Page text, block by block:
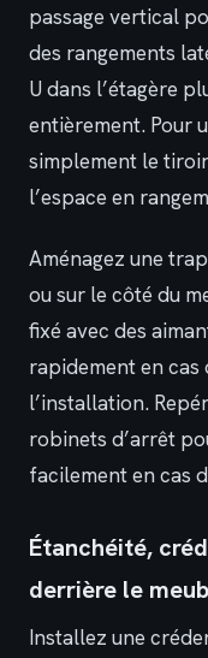
passage vertical
des rangements
U dans l’étagère
entièrement. Pour
simplement le
l’espace en
Aménagez une
ou sur le côté du
fixé avec des
rapidement en
l’installation.
robinets d’arrêt
facilement en cas
Étanchéité,
derrière le
Installez une